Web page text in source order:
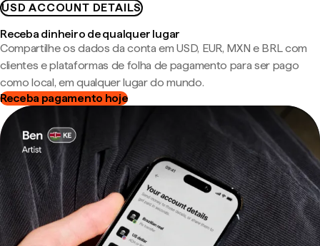
USD ACCOUNT DETAILS
Receba dinheiro de qualquer lugar
Compartilhe os dados da conta em USD, EUR, MXN e BRL com
clientes e plataformas de folha de pagamento para ser pago
como local, em qualquer lugar do mundo.
Receba pagamento hoje